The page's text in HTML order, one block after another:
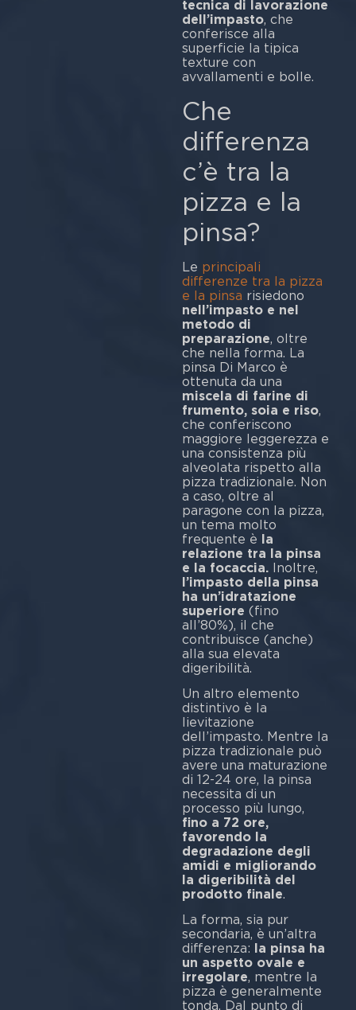
tecnica di lavorazione
dell’impasto, che
conferisce alla
superficie la tipica
texture con
avvallamenti e bolle.
Che
differenza
c’è tra la
pizza e la
pinsa?
Le principali
differenze tra la pizza
e la pinsa risiedono
nell’impasto e nel
metodo di
preparazione, oltre
che nella forma. La
pinsa Di Marco è
ottenuta da una
miscela di farine di
frumento, soia e riso,
che conferiscono
maggiore leggerezza e
una consistenza più
alveolata rispetto alla
pizza tradizionale. Non
a caso, oltre al
paragone con la pizza,
un tema molto
frequente è la
relazione tra la pinsa
e la focaccia. Inoltre,
l’impasto della pinsa
ha un’idratazione
superiore (fino
all’80%), il che
contribuisce (anche)
alla sua elevata
digeribilità.
Un altro elemento
distintivo è la
lievitazione
dell’impasto. Mentre la
pizza tradizionale può
avere una maturazione
di 12-24 ore, la pinsa
necessita di un
processo più lungo,
fino a 72 ore,
favorendo la
degradazione degli
amidi e migliorando
la digeribilità del
prodotto finale.
La forma, sia pur
secondaria, è un’altra
differenza:
la pinsa ha
un aspetto ovale e
irregolare, mentre la
pizza è generalmente
tonda. Dal punto di